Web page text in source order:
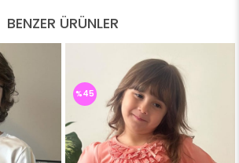
BENZER ÜRÜNLER
%45